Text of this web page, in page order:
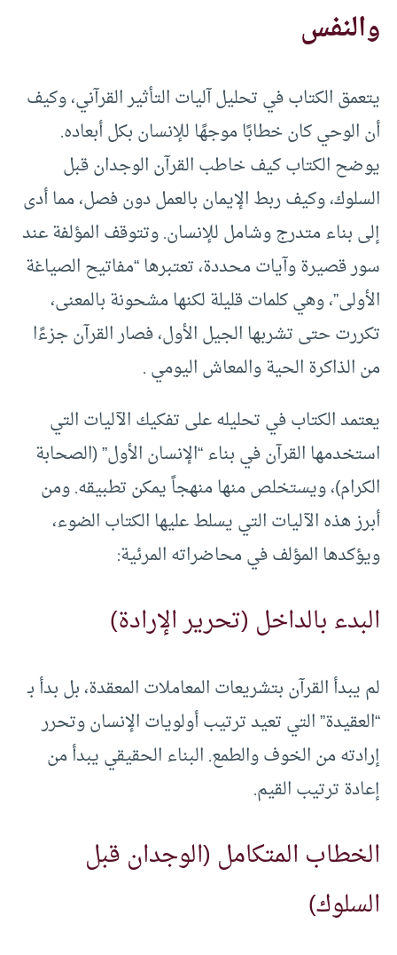
والنفس
يتعمق الكتاب في تحليل آليات التأثير القرآني، وكيف
أن الوحي كان خطابًا موجهًا للإنسان بكل أبعاده.
يوضح الكتاب كيف خاطب القرآن الوجدان قبل
السلوك، وكيف ربط الإيمان بالعمل دون فصل، مما أدى
إلى بناء متدرج وشامل للإنسان. وتتوقف المؤلفة عند
سور قصيرة وآيات محددة، تعتبرها “مفاتيح الصياغة
الأولى”، وهي كلمات قليلة لكنها مشحونة بالمعنى،
تكررت حتى تشربها الجيل الأول، فصار القرآن جزءًا
من الذاكرة الحية والمعاش اليومي .
يعتمد الكتاب في تحليله على تفكيك الآليات التي
استخدمها القرآن في بناء “الإنسان الأول” (الصحابة
الكرام)، ويستخلص منها منهجاً يمكن تطبيقه. ومن
أبرز هذه الآليات التي يسلط عليها الكتاب الضوء،
ويؤكدها المؤلف في محاضراته المرئية:
البدء بالداخل (تحرير الإرادة)
لم يبدأ القرآن بتشريعات المعاملات المعقدة، بل بدأ بـ
“العقيدة” التي تعيد ترتيب أولويات الإنسان وتحرر
إرادته من الخوف والطمع. البناء الحقيقي يبدأ من
إعادة ترتيب القيم.
الخطاب المتكامل (الوجدان قبل
السلوك)